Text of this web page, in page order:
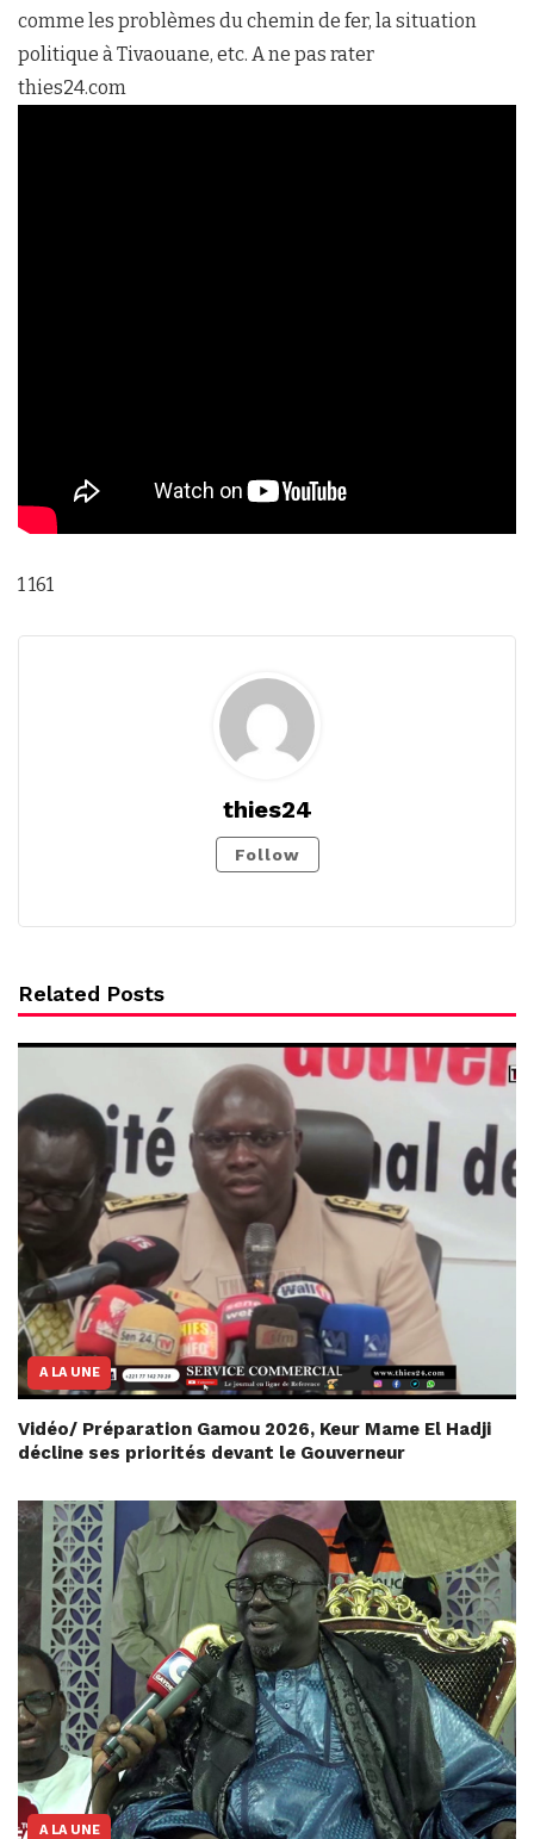
comme les problèmes du chemin de fer, la situation
politique à Tivaouane, etc. A ne pas rater
thies24.com
1 161
thies24
Follow
Related Posts
A LA UNE
Vidéo/ Préparation Gamou 2026, Keur Mame El Hadji
décline ses priorités devant le Gouverneur
A LA UNE